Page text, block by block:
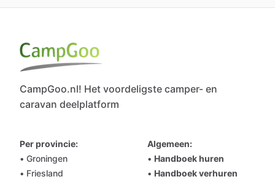
CampGoo.nl! Het voordeligste camper- en
caravan deelplatform
Per provincie:
• Groningen
• Friesland
Algemeen:
• Handboek huren
• Handboek verhuren